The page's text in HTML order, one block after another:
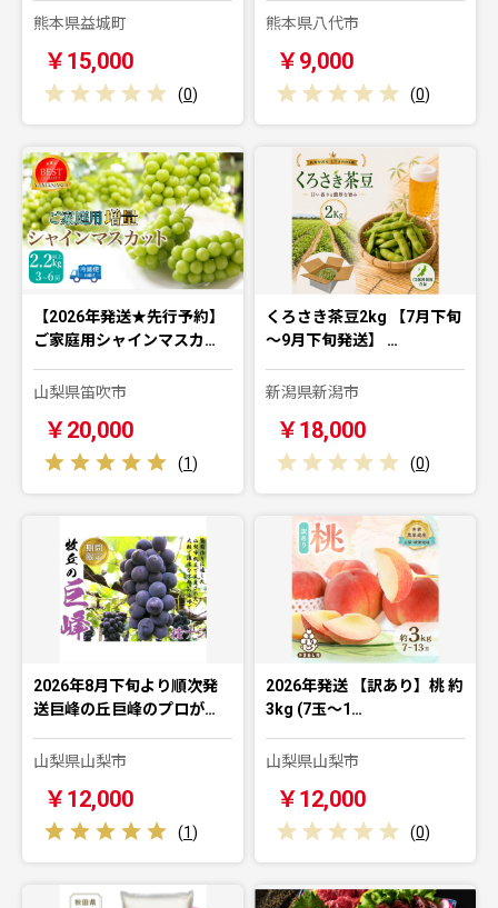
熊本県益城町
￥15,000
(0)
熊本県八代市
￥9,000
(0)
【2026年発送★先行予約】
ご家庭用シャインマスカ…
山梨県笛吹市
￥20,000
(1)
くろさき茶豆2kg 【7月下旬
～9月下旬発送】 …
新潟県新潟市
￥18,000
(0)
2026年8月下旬より順次発
送巨峰の丘巨峰のプロが…
山梨県山梨市
￥12,000
(1)
2026年発送 【訳あり】桃 約
3kg (7玉〜1…
山梨県山梨市
￥12,000
(0)